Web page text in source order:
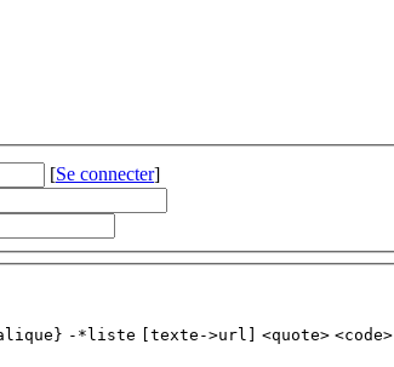
[Se connecter]
-*liste [texte->url] <quote> <code>